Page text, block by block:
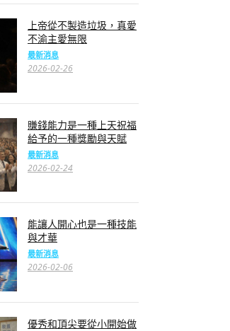
上帝從不製造垃圾，真愛
不渝主愛無限
最新消息
2026-02-26
賺錢能力是一種上天祝福
給予的一種獎勵與天賦
最新消息
2026-02-24
能讓人開心也是一種技能
與才華
最新消息
2026-02-06
優秀和頂尖要從小開始做